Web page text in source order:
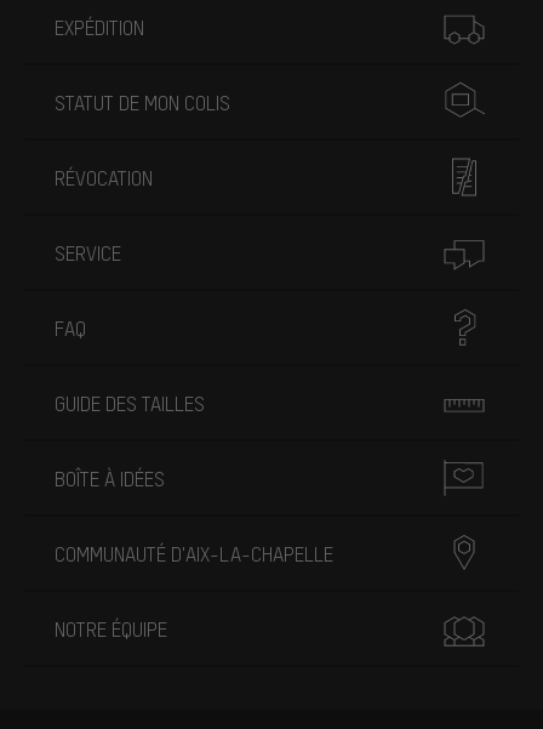
EXPÉDITION
STATUT DE MON COLIS
RÉVOCATION
SERVICE
FAQ
GUIDE DES TAILLES
BOÎTE À IDÉES
COMMUNAUTÉ D'AIX-LA-CHAPELLE
NOTRE ÉQUIPE